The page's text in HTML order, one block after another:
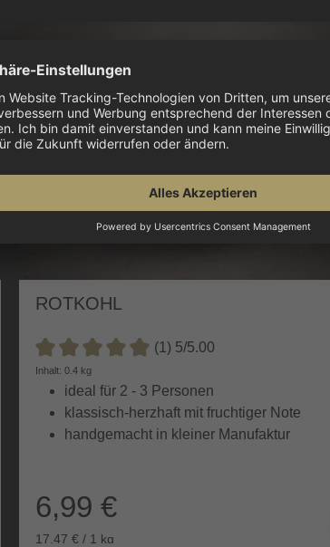
ROTKOHL
Durchschnittliche Bewertung von 5 von 5
(1) 5/5.00
Inhalt: 0.4 kg
ideal für 2 - 3 Personen
klassisch-herzhaft mit fruchtiger Note
handgemacht in kleiner Manufaktur
6,99 €
17,47 € / 1 kg